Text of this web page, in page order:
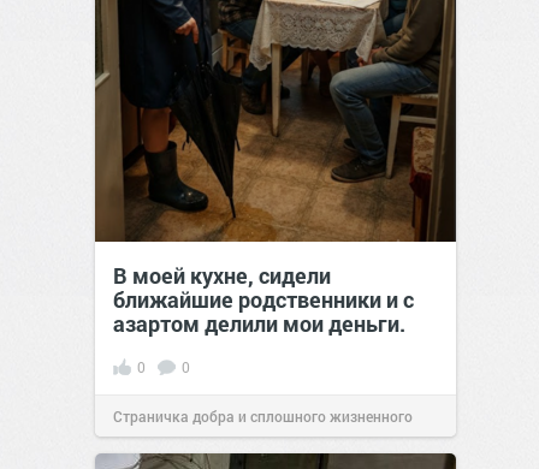
В моей кухне, сидели
ближайшие родственники и с
азартом делили мои деньги.
0 0
Страничка добра и сплошного жизненного
позитива!00:2907 авг 2026